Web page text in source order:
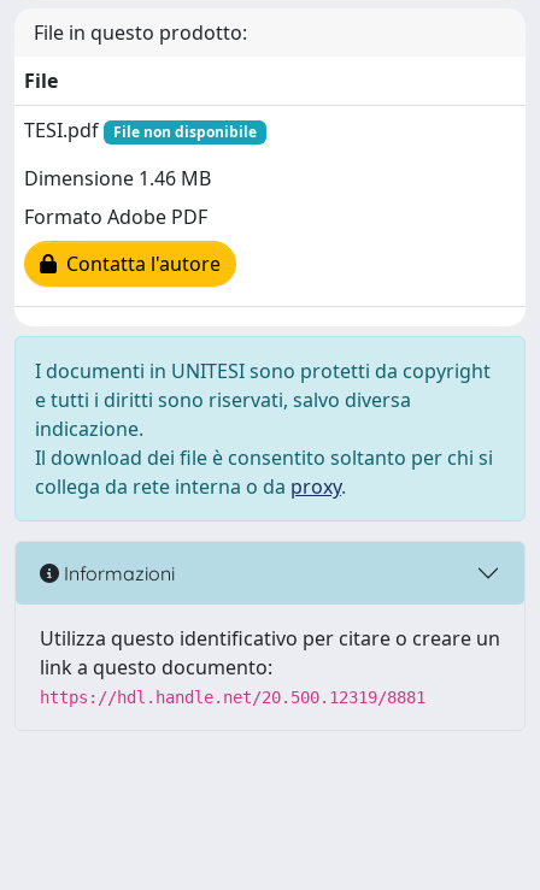
File in questo prodotto:
File
TESI.pdf
File non disponibile
Dimensione 1.46 MB
Formato Adobe PDF
Contatta l'autore
I documenti in UNITESI sono protetti da copyright
e tutti i diritti sono riservati, salvo diversa
indicazione.
Il download dei file è consentito soltanto per chi si
collega da rete interna o da proxy.
Informazioni
Utilizza questo identificativo per citare o creare un
link a questo documento:
https://hdl.handle.net/20.500.12319/8881